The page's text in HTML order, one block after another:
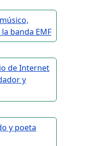
banda EMF
de Internet
y
y poeta